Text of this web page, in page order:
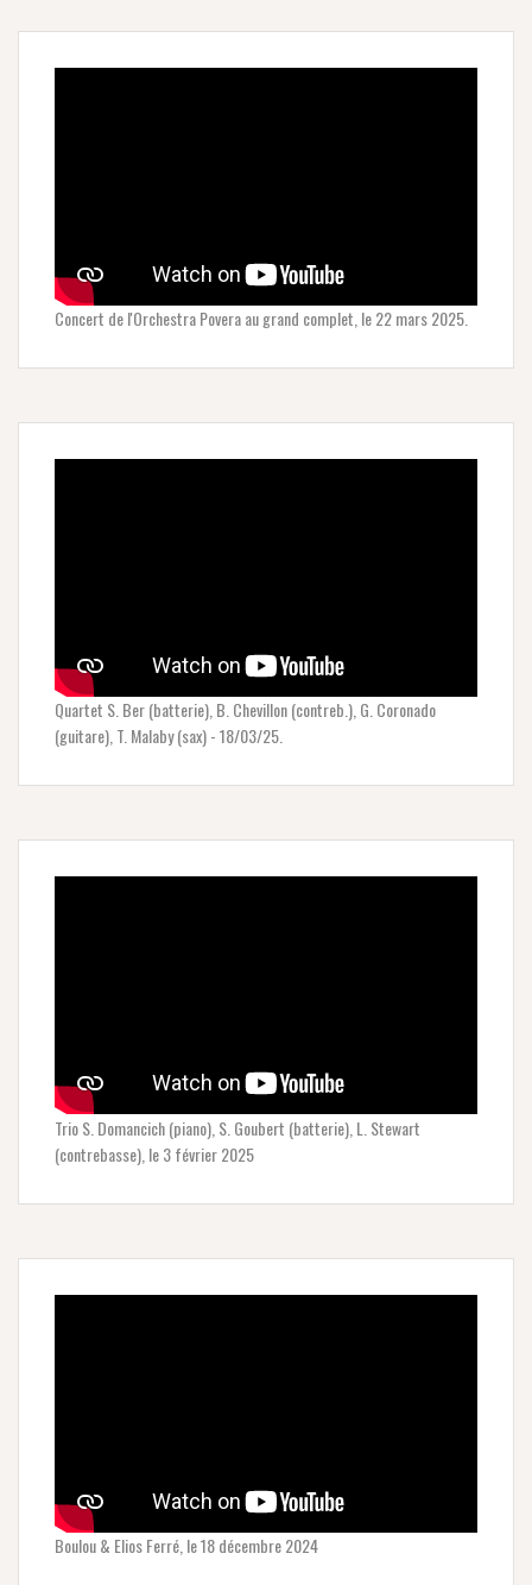
Concert de l'Orchestra Povera au grand complet, le 22 mars 2025.
Quartet S. Ber (batterie), B. Chevillon (contreb.), G. Coronado
(guitare), T. Malaby (sax) - 18/03/25.
Trio S. Domancich (piano), S. Goubert (batterie), L. Stewart
(contrebasse), le 3 février 2025
Boulou & Elios Ferré, le 18 décembre 2024